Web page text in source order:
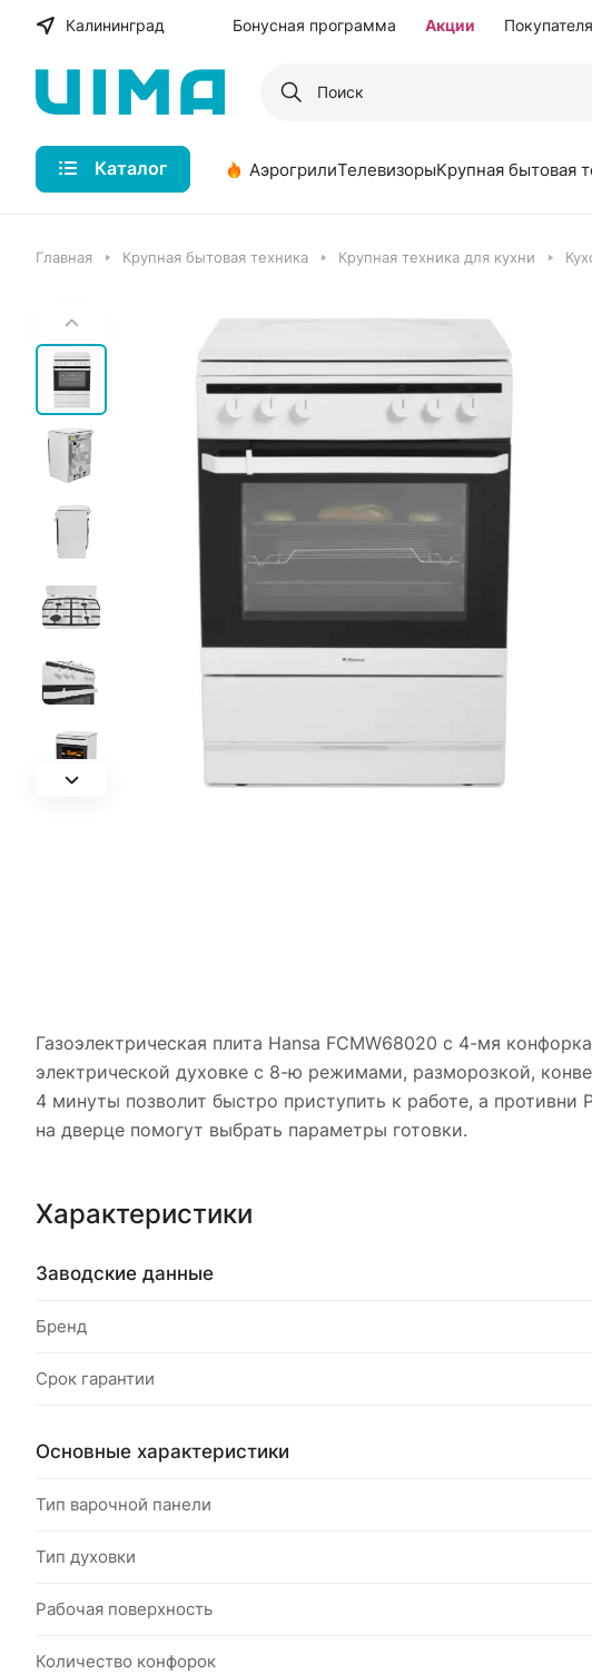
Калининград Бонусная программа Акции
Каталог АэрогрилиТелевизорыКрупная бытовая
Главная Крупная бытовая техника Крупная техника для кухни
Газоэлектрическая плита Hansa FCMW68020 с 4-мя
электрической духовке с 8-ю режимами, разморозкой,
4 минуты позволит быстро приступить к работе, а
на дверце помогут выбрать параметры готовки.
Характеристики
Заводские данные
Бренд
Срок гарантии
Основные характеристики
Тип варочной панели
Тип духовки
Рабочая поверхность
Количество конфорок